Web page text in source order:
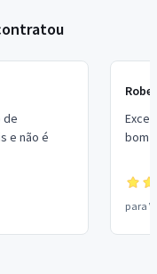
de
e não é
bom
para